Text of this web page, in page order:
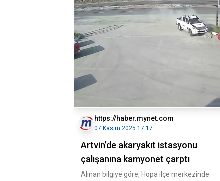
https://haber.mynet.com
07 Kasım 2025 17:17
Artvin’de akaryakıt istasyonu
çalışanına kamyonet çarptı
Alınan bilgiye göre, Hopa ilçe merkezinde